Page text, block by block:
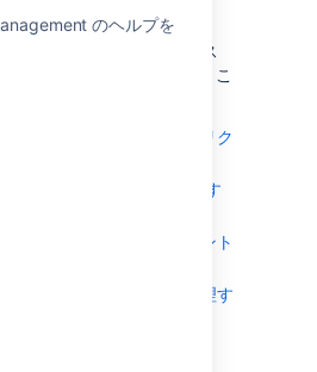
のヘルプを
サービスデスク向けのベス
くつかまとめた概要です。こ
デスクを使用してサービスリク
プロジェクトで変更を管理す
デスクを使用してインシデント
デスクを使用して問題を管理す